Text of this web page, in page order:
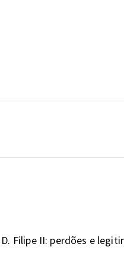
Filipe II: perdões e